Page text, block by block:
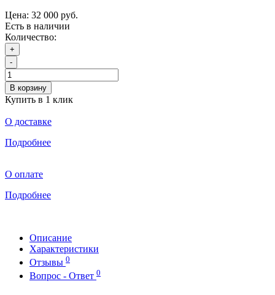
Цена: 32 000 руб.
Есть в наличии
Количество:
+
-
В корзину
Купить в 1 клик
О доставке
Подробнее
О оплате
Подробнее
Описание
Характеристики
Отзывы 0
Вопрос - Ответ 0